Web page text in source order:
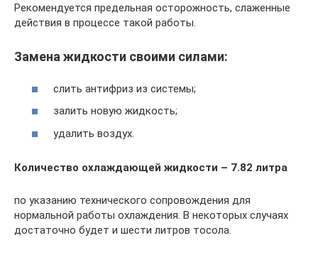
Рекомендуется предельная осторожность, слаженные
действия в процессе такой работы.
Замена жидкости своими силами:
слить антифриз из системы;
залить новую жидкость;
удалить воздух.
Количество охлаждающей жидкости – 7.82 литра
по указанию технического сопровождения для
нормальной работы охлаждения. В некоторых случаях
достаточно будет и шести литров тосола.